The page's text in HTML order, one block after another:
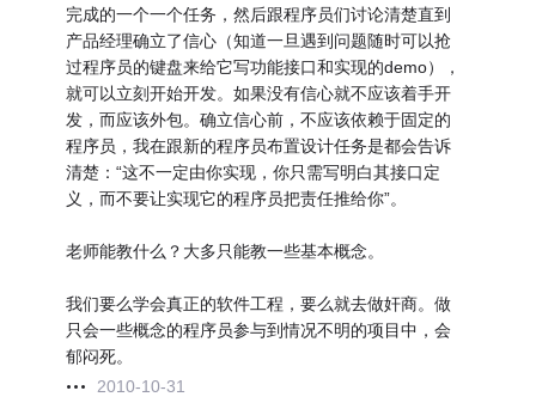
完成的一个一个任务，然后跟程序员们讨论清楚直到
产品经理确立了信心（知道一旦遇到问题随时可以抢
过程序员的键盘来给它写功能接口和实现的demo），
就可以立刻开始开发。如果没有信心就不应该着手开
发，而应该外包。确立信心前，不应该依赖于固定的
程序员，我在跟新的程序员布置设计任务是都会告诉
清楚：“这不一定由你实现，你只需写明白其接口定
义，而不要让实现它的程序员把责任推给你”。
老师能教什么？大多只能教一些基本概念。
我们要么学会真正的软件工程，要么就去做奸商。做
只会一些概念的程序员参与到情况不明的项目中，会
郁闷死。
2010-10-31